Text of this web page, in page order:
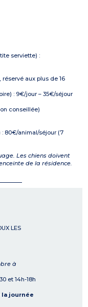
serviette) :
aux plus de 16
: 9€/jour – 35€/séjour
conseillée)
80€/animal/séjour (7
Les chiens doivent
de la résidence.
LES
à
et 14h-18h
journée